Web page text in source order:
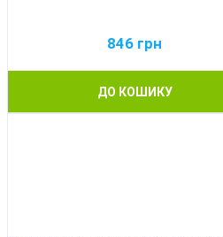
846 грн
ДО КОШИКУ